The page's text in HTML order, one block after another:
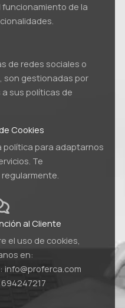
de la
de redes sociales o
son gestionadas por
sus políticas de
Cookies
política para adaptarnos
Te
al Cliente
el uso de cookies,
en:
info@proferca.com